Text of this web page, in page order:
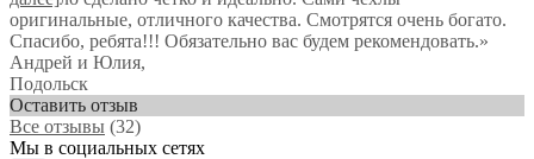
оригинальные, отличного качества. Смотрятся очень богато.
Спасибо, ребята!!! Обязательно вас будем рекомендовать.»
Андрей и Юлия,
Подольск
Оставить отзыв
Все отзывы (32)
Мы в социальных сетях